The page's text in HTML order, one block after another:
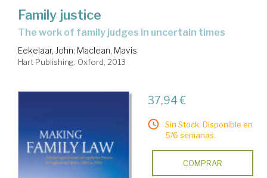
Family justice
the work of family judges in uncertain times
Eekelaar, John; Maclean, Mavis
Hart Publishing. Oxford, 2013
37,94 €
Sin Stock. Disponible en
5/6 semanas.
COMPRAR